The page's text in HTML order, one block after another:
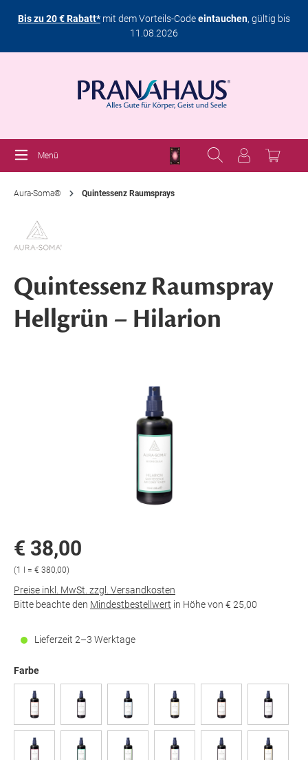
Bis zu 20 € Rabatt*mit dem Vorteils-Codeeintauchen, gültig bis
11.08.2026
Menü
Aura-Soma® Quintessenz Raumsprays
Quintessenz Raumspray
Hellgrün – Hilarion
€ 38,00
(1 l = € 380,00)
Preise inkl. MwSt. zzgl. Versandkosten
Bitte beachte den Mindestbestellwert in Höhe von € 25,00
Lieferzeit 2–3 Werktage
Farbe